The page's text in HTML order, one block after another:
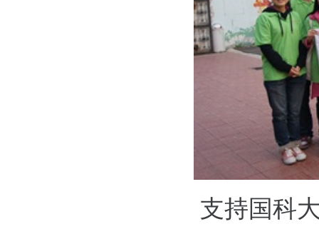
支持国科